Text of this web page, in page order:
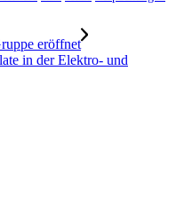
eröffnet
in der Elektro- und